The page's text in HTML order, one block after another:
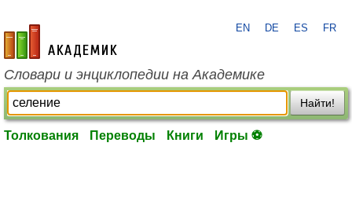
academic.ru
EN DE ES FR
Словари и энциклопедии на Академике
Найти!
Толкования Переводы Книги Игры ⚽